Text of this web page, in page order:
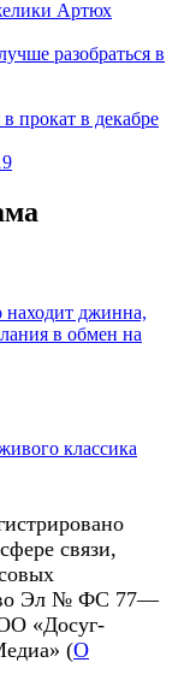
Артюх
разобраться в
прокат в декабре
джинна,
в обмен на
классика
связи,
во Эл № ФС 77—
«Досуг-
(О